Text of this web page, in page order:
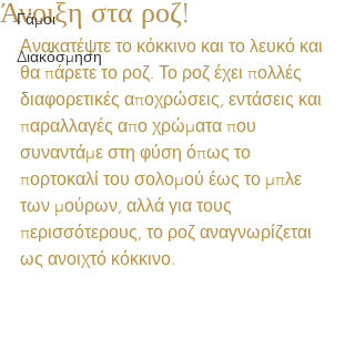
Γάμοι
Διακόσμηση
Άνοιξη στα ροζ!
Ανακατέψτε το κόκκινο και το λευκό και
θα πάρετε το ροζ. Το ροζ έχει πολλές
διαφορετικές αποχρώσεις, εντάσεις και
παραλλαγές απο χρώματα που
συναντάμε στη φύση όπως το
πορτοκαλί του σολομού έως το μπλε
των μούρων, αλλά για τους
περισσότερους, το ροζ αναγνωρίζεται
ως ανοιχτό κόκκινο.